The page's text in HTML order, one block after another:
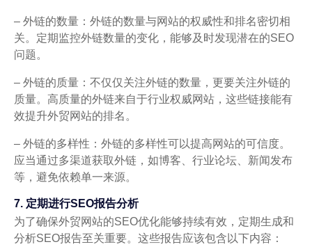
– 外链的数量：外链的数量与网站的权威性和排名密切相
关。定期监控外链数量的变化，能够及时发现潜在的SEO
问题。
– 外链的质量：不仅仅关注外链的数量，更要关注外链的
质量。高质量的外链来自于行业权威网站，这些链接能有
效提升外贸网站的排名。
– 外链的多样性：外链的多样性可以提高网站的可信度。
应当通过多渠道获取外链，如博客、行业论坛、新闻发布
等，避免依赖单一来源。
7. 定期进行SEO报告分析
为了确保外贸网站的SEO优化能够持续有效，定期生成和
分析SEO报告至关重要。这些报告应该包含以下内容：